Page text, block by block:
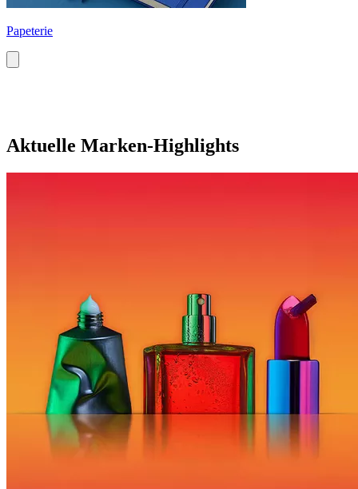
Papeterie
Aktuelle Marken-Highlights